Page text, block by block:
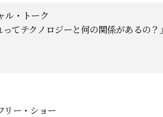
ル・トーク
てテクノロジーと何の関係があるの？」
リー・ショー